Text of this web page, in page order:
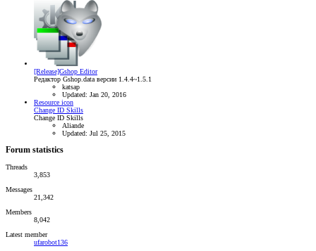
[Release]Gshop Editor
Редактор Gshop.data версии 1.4.4~1.5.1
katsap
Updated: Jan 20, 2016
Resource icon
Change ID Skills
Change ID Skills
Aliande
Updated: Jul 25, 2015
Forum statistics
Threads
3,853
Messages
21,342
Members
8,042
Latest member
ufarobot136